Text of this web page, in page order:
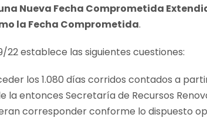
Nueva Fecha Comprometida
la Fecha Comprometida.
22 establece las siguientes cuestiones:
los 1.080 días corridos contados a
la entonces Secretaría de Recursos
corresponder conforme lo dispuesto